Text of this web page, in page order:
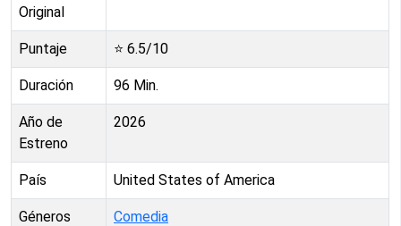
Original
Puntaje ⭐ 6.5/10
Duración 96 Min.
Año de
Estreno
2026
País United States of America
Géneros Comedia